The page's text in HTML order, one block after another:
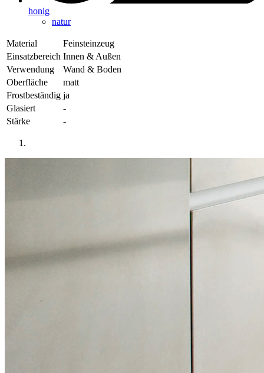
honig
natur
Material
Feinsteinzeug
Einsatzbereich Innen & Außen
Verwendung
Wand & Boden
Oberfläche
matt
Frostbeständig ja
Glasiert
-
Stärke
-